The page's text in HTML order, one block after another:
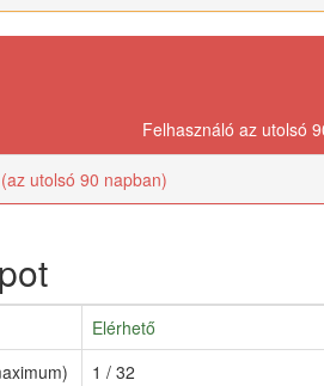
Felhasználó az utolsó
utolsó 90 napban)
Elérhető
1 / 32